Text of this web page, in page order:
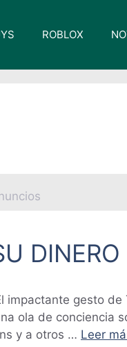
ROBLOX
DINERO
impactante gesto
ola de conciencia
y a otros … Leer